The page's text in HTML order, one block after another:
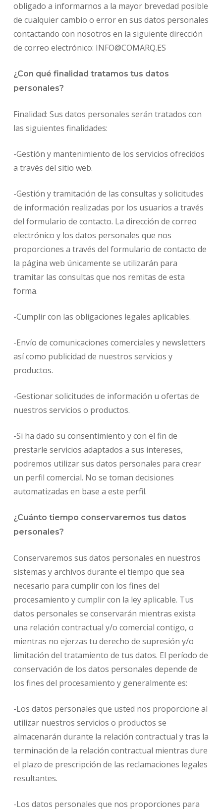
obligado a informarnos a la mayor brevedad posible
de cualquier cambio o error en sus datos personales
contactando con nosotros en la siguiente dirección
de correo electrónico: INFO@COMARQ.ES
¿Con qué finalidad tratamos tus datos
personales?
Finalidad: Sus datos personales serán tratados con
las siguientes finalidades:
-Gestión y mantenimiento de los servicios ofrecidos
a través del sitio web.
-Gestión y tramitación de las consultas y solicitudes
de información realizadas por los usuarios a través
del formulario de contacto. La dirección de correo
electrónico y los datos personales que nos
proporciones a través del formulario de contacto de
la página web únicamente se utilizarán para
tramitar las consultas que nos remitas de esta
forma.
-Cumplir con las obligaciones legales aplicables.
-Envío de comunicaciones comerciales y newsletters
así como publicidad de nuestros servicios y
productos.
-Gestionar solicitudes de información u ofertas de
nuestros servicios o productos.
-Si ha dado su consentimiento y con el fin de
prestarle servicios adaptados a sus intereses,
podremos utilizar sus datos personales para crear
un perfil comercial. No se toman decisiones
automatizadas en base a este perfil.
¿Cuánto tiempo conservaremos tus datos
personales?
Conservaremos sus datos personales en nuestros
sistemas y archivos durante el tiempo que sea
necesario para cumplir con los fines del
procesamiento y cumplir con la ley aplicable. Tus
datos personales se conservarán mientras exista
una relación contractual y/o comercial contigo, o
mientras no ejerzas tu derecho de supresión y/o
limitación del tratamiento de tus datos. El período de
conservación de los datos personales depende de
los fines del procesamiento y generalmente es:
-Los datos personales que usted nos proporcione al
utilizar nuestros servicios o productos se
almacenarán durante la relación contractual y tras la
terminación de la relación contractual mientras dure
el plazo de prescripción de las reclamaciones legales
resultantes.
-Los datos personales que nos proporciones para